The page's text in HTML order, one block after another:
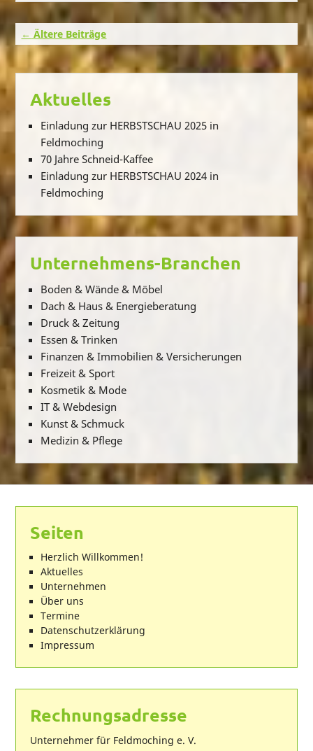
Beitragsnavigation
← Ältere Beiträge
Aktuelles
Einladung zur HERBSTSCHAU 2025 in
Feldmoching
70 Jahre Schneid-Kaffee
Einladung zur HERBSTSCHAU 2024 in
Feldmoching
Unternehmens-Branchen
Boden & Wände & Möbel
Dach & Haus & Energieberatung
Druck & Zeitung
Essen & Trinken
Finanzen & Immobilien & Versicherungen
Freizeit & Sport
Kosmetik & Mode
IT & Webdesign
Kunst & Schmuck
Medizin & Pflege
Seiten
Herzlich Willkommen!
Aktuelles
Unternehmen
Über uns
Termine
Datenschutzerklärung
Impressum
Rechnungsadresse
Unternehmer für Feldmoching e. V.